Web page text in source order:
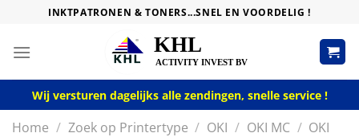
content
INKTPATRONEN & TONERS...SNEL EN VOORDELIG !
Wij versturen dagelijks alle zendingen, snelle service !
Home / Zoek op Printertype / OKI / OKI MC / OKI